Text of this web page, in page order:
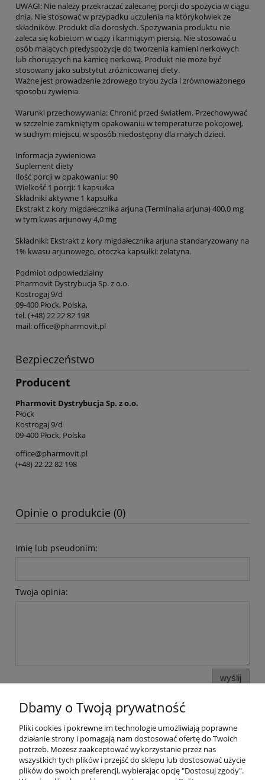
UWAGI: Nie należy przekraczać zalecanej porcji do spożycia w ciągu
dnia. Nie stosować w przypadku uczulenia na którykolwiek ze
składników. Produkt dla dorosłych. Spożywania produktu nie
zaleca się kobietom w ciąży i karmiącym piersią. Nie stosować u
osób mających predyspozycje do tworzenia kamieni nerkowych
lub chorujących na kamicę nerkową. Produkt nie może być
stosowany jako substytut zróżnicowanej diety.
Ważne jest prowadzenie zdrowego trybu życia i zrównoważonego
sposobu żywienia.
Warunki przechowywania: Chronić przed światłem. Przechowywać
w szczelnie zamkniętym opakowaniu w temperaturze pokojowej,
w suchym miejscu, w sposób niedostępny dla małych dzieci.
Informacja żywieniowa
Suplement diety
Ilość porcji w opakowaniu: 90
Wielkość 1 porcji: 1 kapsułka
Składniki aktywne 1 kapsułka
Ekstrakt z kory migdałecznika arjuna (Terminalia arjuna) 400,0 mg
w tym kwas arjunowy 4,0 mg
Składniki: Ekstrakt z kory migdałecznika arjuna standaryzowany na
1% kwasu arjunowego, otoczka kapsułki: żelatyna.
Podmiot odpowiedzialny
Pharmovit Dystrybucja Sp. z o.o.
Kostrogaj 9/d
09-400 Płock, Polska,
tel. (+48) 22 22 82 198
mail: office@pharmovit.pl
Bezpieczeństwo
Producent
Pharmovit Dystrybucja Sp. z o.o.
Płock
Kostrogaj 9/d
09-400 Płock, Polska
office@pharmovit.pl
(+48) 22 22 82 198
Opinie o produkcie (0)
Imię lub pseudonim:
Twoja opinia:
wyślij
Pomoc
Moje konto
Dbamy o Twoją prywatność
Pliki cookies i pokrewne im technologie umożliwiają poprawne
działanie strony i pomagają nam dostosować ofertę do Twoich
potrzeb. Możesz zaakceptować wykorzystanie przez nas
wszystkich tych plików i przejść do sklepu lub dostosować użycie
plików do swoich preferencji, wybierając opcję "Dostosuj zgody".